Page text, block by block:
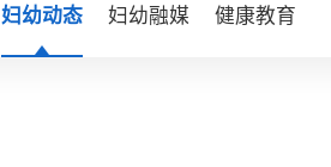
妇幼动态 妇幼融媒 健康教育